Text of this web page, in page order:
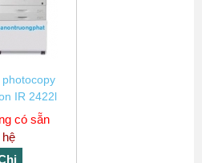
photocopy
IR 2422l
có sẵn
hệ